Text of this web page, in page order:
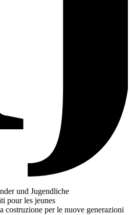
und Jugendliche
pour les jeunes
costruzione per le nuove generazioni